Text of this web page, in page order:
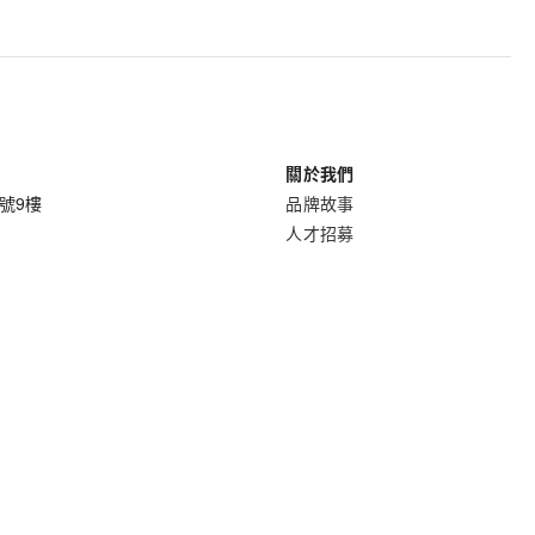
9樓
關於我們
品牌故事
人才招募